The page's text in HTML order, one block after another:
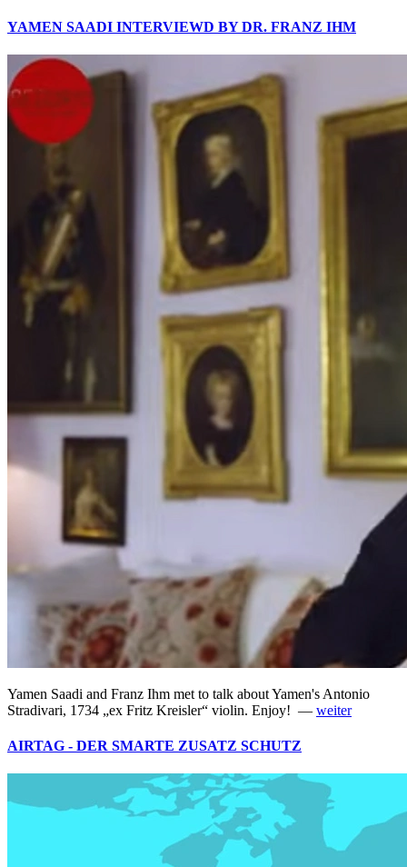
YAMEN SAADI INTERVIEWD BY DR. FRANZ IHM
Yamen Saadi and Franz Ihm met to talk about Yamen's Antonio
Stradivari, 1734 „ex Fritz Kreisler“ violin. Enjoy! — weiter
AIRTAG - DER SMARTE ZUSATZ SCHUTZ